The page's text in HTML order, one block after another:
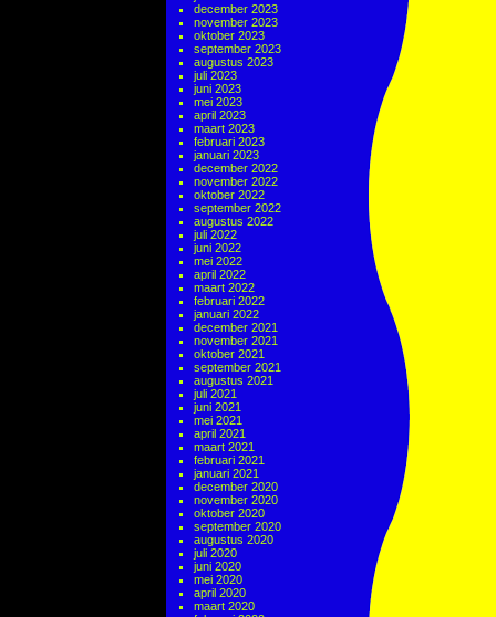
december 2023
november 2023
oktober 2023
september 2023
augustus 2023
juli 2023
juni 2023
mei 2023
april 2023
maart 2023
februari 2023
januari 2023
december 2022
november 2022
oktober 2022
september 2022
augustus 2022
juli 2022
juni 2022
mei 2022
april 2022
maart 2022
februari 2022
januari 2022
december 2021
november 2021
oktober 2021
september 2021
augustus 2021
juli 2021
juni 2021
mei 2021
april 2021
maart 2021
februari 2021
januari 2021
december 2020
november 2020
oktober 2020
september 2020
augustus 2020
juli 2020
juni 2020
mei 2020
april 2020
maart 2020